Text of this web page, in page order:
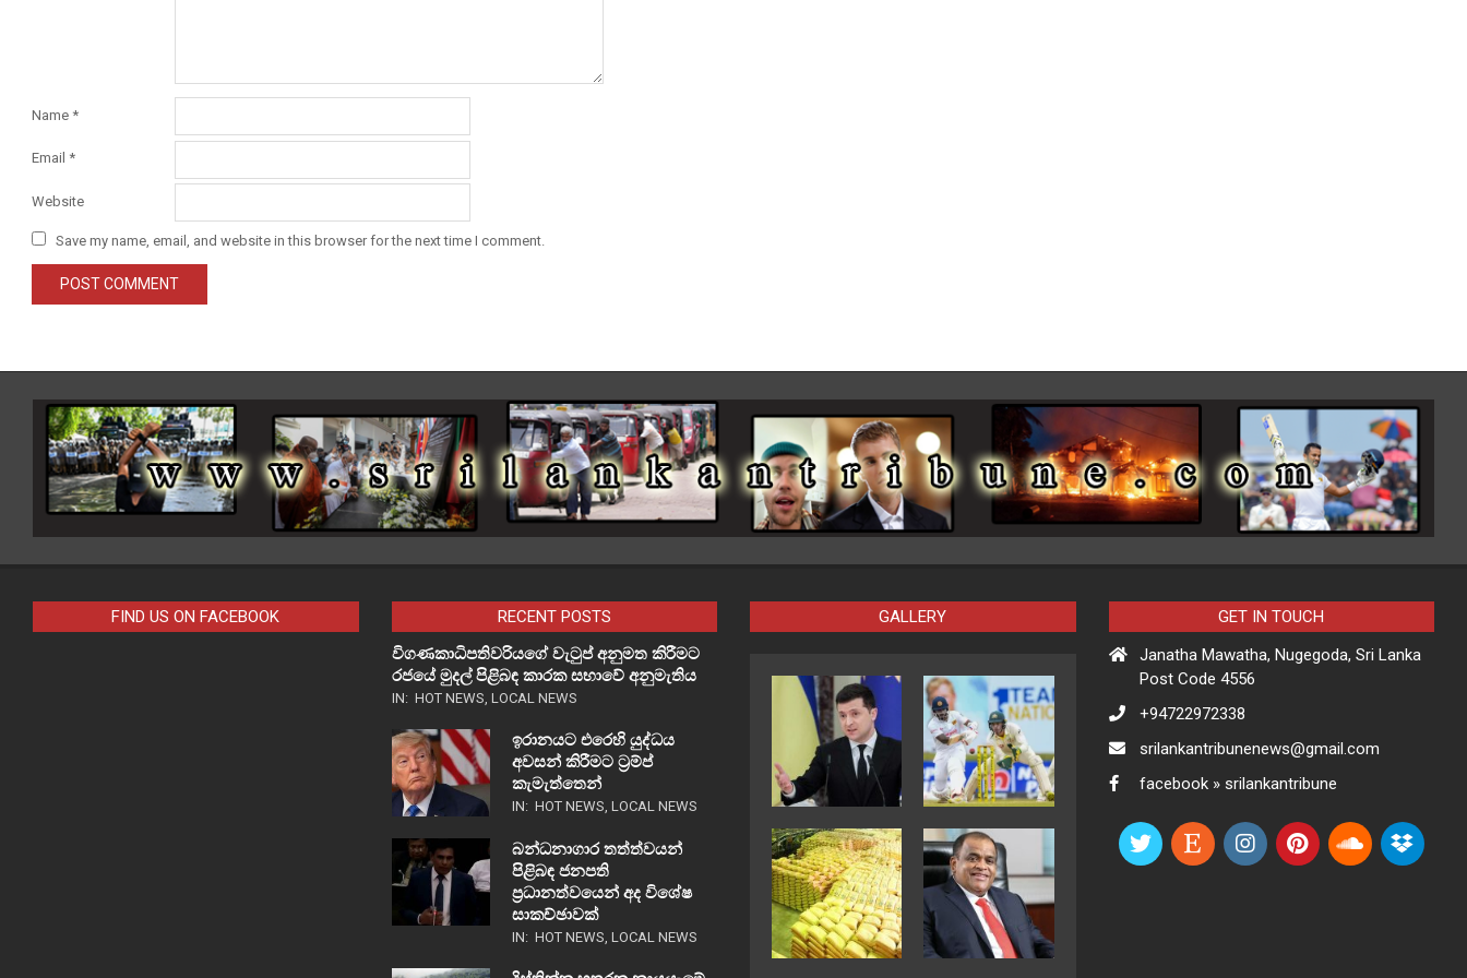
Name *
Email *
Website
Save my name, email, and website in this browser for the next time I comment.
FIND US ON FACEBOOK
RECENT POSTS
විගණකාධිපතිවරියගේ වැටුප් අනුමත කිරීමට
රජයේ මුදල් පිළිබඳ කාරක සභාවේ අනුමැතිය
IN: HOT NEWS, LOCAL NEWS
ඉරානයට එරෙහි යුද්ධය
අවසන් කිරීමට ට්‍රම්ප්
කැමැත්තෙන්
IN: HOT NEWS, LOCAL NEWS
බන්ධනාගාර තත්ත්වයන්
පිළිබඳ ජනපති
ප්‍රධානත්වයෙන් අද විශේෂ
සාකච්ඡාවක්
IN: HOT NEWS, LOCAL NEWS
GALLERY
GET IN TOUCH
Janatha Mawatha, Nugegoda, Sri Lanka
Post Code 4556
+94722972338
srilankantribunenews@gmail.com
facebook » srilankantribune